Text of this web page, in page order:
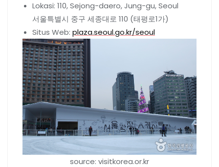
Lokasi: 110, Sejong-daero, Jung-gu, Seoul
서울특별시 중구 세종대로 110 (태평로1가)
Situs Web: plaza.seoul.go.kr/seoul
source: visitkorea.or.kr